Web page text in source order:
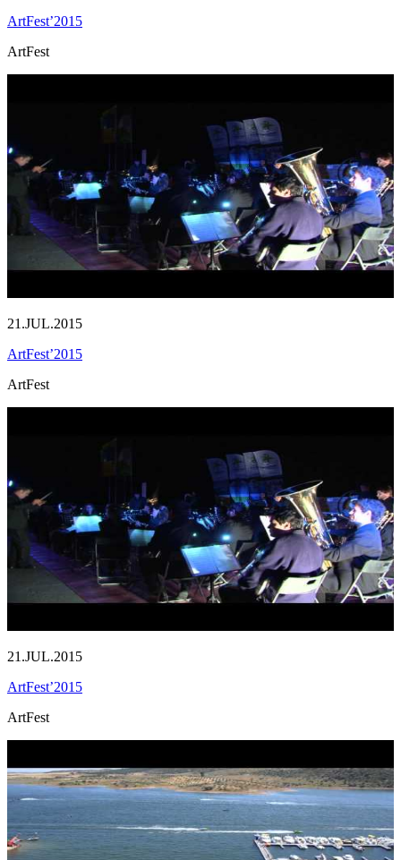
ArtFest’2015
ArtFest
21.JUL.2015
ArtFest’2015
ArtFest
21.JUL.2015
ArtFest’2015
ArtFest